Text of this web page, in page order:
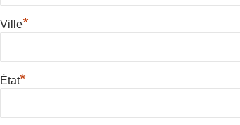
Ville*
État*